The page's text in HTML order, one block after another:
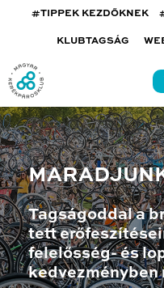
#TIPPEK KEZDŐKNEK
KLUBTAGSÁG
Tagságoddal a
tett
felelősség- és
kedvezményben